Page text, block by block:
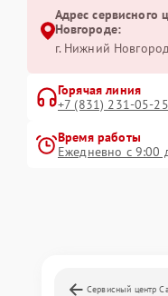
Адрес сервисного
Новгороде:
г. Нижний
Горячая линия
+7 (831) 231-05-25
Время работы
Ежедневно с 9:00
Сервисный центр